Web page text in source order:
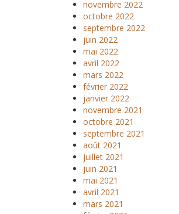
novembre 2022
octobre 2022
septembre 2022
juin 2022
mai 2022
avril 2022
mars 2022
février 2022
janvier 2022
novembre 2021
octobre 2021
septembre 2021
août 2021
juillet 2021
juin 2021
mai 2021
avril 2021
mars 2021